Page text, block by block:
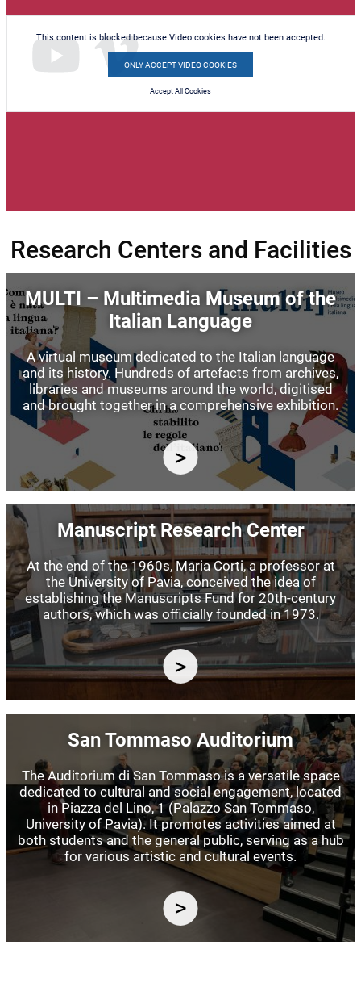
This content is blocked because Video cookies have not been accepted.
ONLY ACCEPT VIDEO COOKIES
Accept All Cookies
Research Centers and Facilities
MULTI – Multimedia Museum of the
Italian Language
A virtual museum dedicated to the Italian language
and its history. Hundreds of artefacts from archives,
libraries and museums around the world, digitised
and brought together in a comprehensive exhibition.
Image
Manuscript Research Center
At the end of the 1960s, Maria Corti, a professor at
the University of Pavia, conceived the idea of
establishing the Manuscripts Fund for 20th-century
authors, which was officially founded in 1973.
San Tommaso Auditorium
The Auditorium di San Tommaso is a versatile space
dedicated to cultural and social engagement, located
in Piazza del Lino, 1 (Palazzo San Tommaso,
University of Pavia). It promotes activities aimed at
both students and the general public, serving as a hub
for various artistic and cultural events.